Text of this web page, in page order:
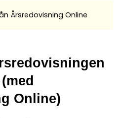
Årsredovisning Online
Online)